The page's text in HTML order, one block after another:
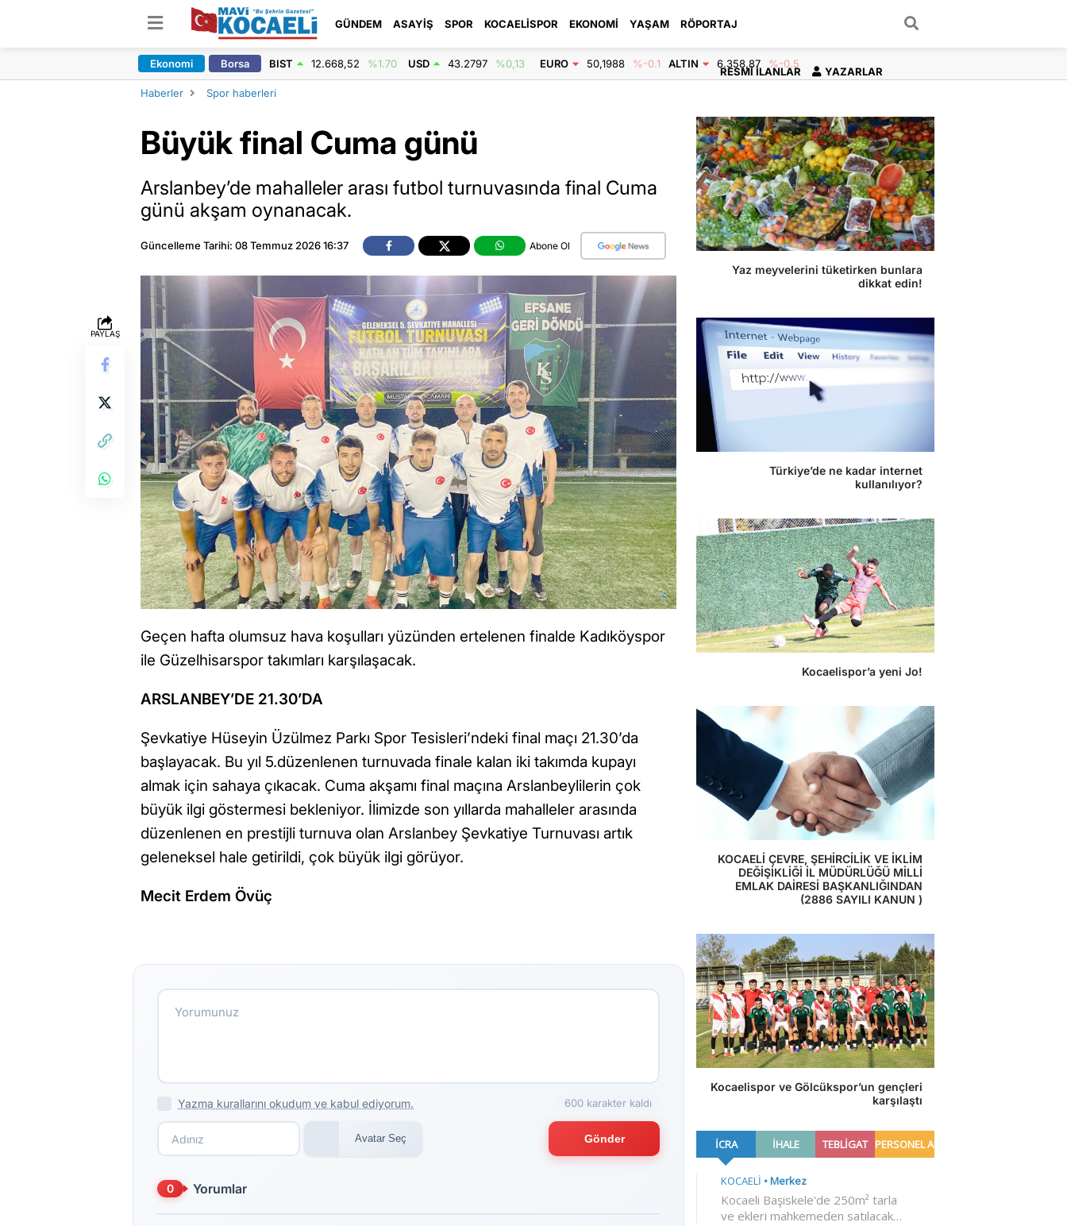
GÜNDEM ASAYIŞ SPOR KOCAELISPOR EKONOMI YAŞAM RÖPORTAJ
RESMI İLANLAR YAZARLAR
Ekonomi Borsa BIST 12.668,52 %1.70 USD 43.2797 %0,13 EURO 50,1988 %-0.1 ALTIN 6.358,87 %-0.5
Haberler Spor haberleri
PAYLAŞ
Büyük final Cuma günü
Arslanbey’de mahalleler arası futbol turnuvasında final Cuma
günü akşam oynanacak.
Güncelleme Tarihi: 08 Temmuz 2026 16:37 Abone Ol
Geçen hafta olumsuz hava koşulları yüzünden ertelenen finalde Kadıköyspor
ile Güzelhisarspor takımları karşılaşacak.
ARSLANBEY’DE 21.30’DA
Şevkatiye Hüseyin Üzülmez Parkı Spor Tesisleri’ndeki final maçı 21.30’da
başlayacak. Bu yıl 5.düzenlenen turnuvada finale kalan iki takımda kupayı
almak için sahaya çıkacak. Cuma akşamı final maçına Arslanbeylilerin çok
büyük ilgi göstermesi bekleniyor. İlimizde son yıllarda mahalleler arasında
düzenlenen en prestijli turnuva olan Arslanbey Şevkatiye Turnuvası artık
geleneksel hale getirildi, çok büyük ilgi görüyor.
Mecit Erdem Övüç
Yazma kurallarını okudum ve kabul ediyorum. 600 karakter kaldı
Avatar Seç Gönder
0 Yorumlar
Yaz meyvelerini tüketirken bunlara
dikkat edin!
Türkiye’de ne kadar internet
kullanılıyor?
Kocaelispor’a yeni Jo!
KOCAELİ ÇEVRE, ŞEHİRCİLİK VE İKLİM
DEĞİŞİKLİĞİ İL MÜDÜRLÜĞÜ MİLLİ
EMLAK DAİRESİ BAŞKANLIĞINDAN
(2886 SAYILI KANUN )
Kocaelispor ve Gölcükspor’un gençleri
karşılaştı